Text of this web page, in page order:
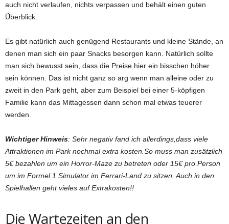
auch nicht verlaufen, nichts verpassen und behält einen guten
Überblick.
Es gibt natürlich auch genügend Restaurants und kleine Stände, an
denen man sich ein paar Snacks besorgen kann. Natürlich sollte
man sich bewusst sein, dass die Preise hier ein bisschen höher
sein können. Das ist nicht ganz so arg wenn man alleine oder zu
zweit in den Park geht, aber zum Beispiel bei einer 5-köpfigen
Familie kann das Mittagessen dann schon mal etwas teuerer
werden.
Wichtiger Hinweis: Sehr negativ fand ich allerdings,dass viele
Attraktionen im Park nochmal extra kosten.So muss man zusätzlich
5€ bezahlen um ein Horror-Maze zu betreten oder 15€ pro Person
um im Formel 1 Simulator im Ferrari-Land zu sitzen. Auch in den
Spielhallen geht vieles auf Extrakosten!!
Die Wartezeiten an den